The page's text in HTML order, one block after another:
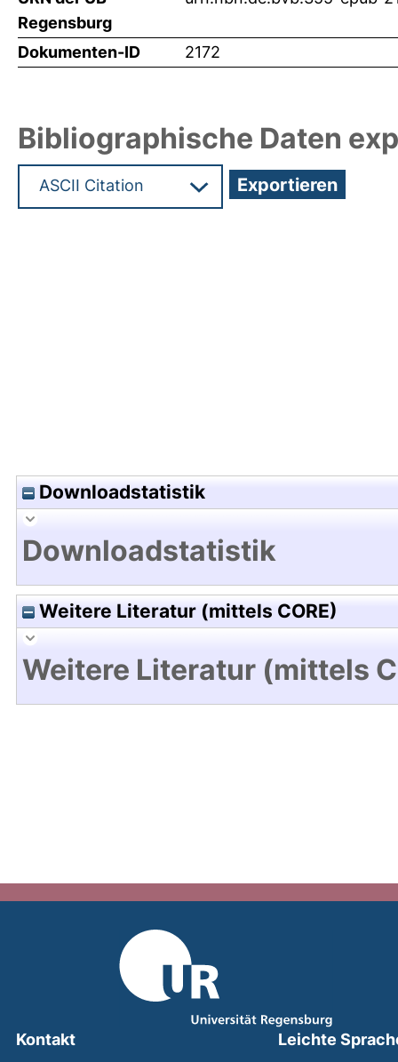
Regensburg
Dokumenten-ID 2172
Bibliographische Daten
Downloadstatistik
Downloadstatistik
Weitere Literatur (mittels CORE)
Weitere Literatur (mittels
Kontakt
Leichte